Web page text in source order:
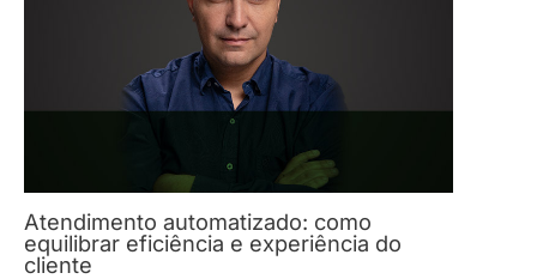
Atendimento automatizado: como
equilibrar eficiência e experiência do
cliente